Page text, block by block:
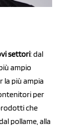
settori: dal
ampio
la più ampia
per
che
pollame, alla